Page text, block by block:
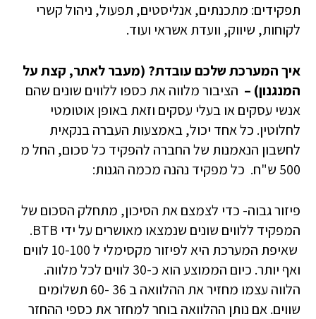
תפקידים: מתכנתים, אנליסטים, תפעול, ניהול קשרי
לקוחות, שיווק, וועדת אשראי ועוד.
איך המערכת שלכם עובדת? (מעבר לאתר, קצת על
המנגנון) – הציבור מלווה את כספו ללווים שונים שהם
אנשי עסקים או בעלי עסקים וזאת באופן אוטומטי
לחלוטין. כל אחד יכול, באמצעות העברה בנקאית
לחשבון הנאמנות של החברה להפקיד כל סכום, החל מ
500 ש"ח. כל מפקיד נהנה מכמה הגנות:
פיזור גבוה- כדי לצמצם את הסיכון, מתחלק הסכום של
המפקיד ללווים שונים שנמצאו מאושרים על ידי BTB.
שאיפת המערכת היא לפיזור מקסימלי ל 10-100 לווים
ואף יותר. כיום הממוצע הוא כ-30 לווים לכל מלווה.
הלווה עצמו מחזיר את ההלוואה ב 36 -60 תשלומים
שווים. אם נותן ההלוואה בוחר למחזר את כספי ההחזר